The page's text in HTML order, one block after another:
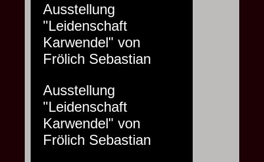
Ausstellung
"Leidenschaft
Karwendel" von
Frölich Sebastian
Ausstellung
"Leidenschaft
Karwendel" von
Frölich Sebastian